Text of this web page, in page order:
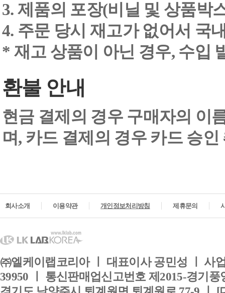
3. 제품의 포장(비닐 및 상품박
4. 주문 당시 재고가 없어서 국
* 재고 상품이 아닌 경우, 수입
환불 안내
현금 결제의 경우 구매자의 이
며, 카드 결제의 경우 카드 승
회사소개 이용약관 개인정보처리방침 제휴문의
㈜엘케이랩코리아 ㅣ 대표이사 공민성 ㅣ 사
39950 ㅣ 통신판매업신고번호 제2015-경기풍